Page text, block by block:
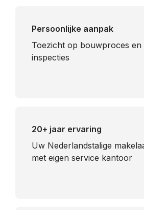
Persoonlijke aanpak
Toezicht op bouwproces en
inspecties
20+ jaar ervaring
Uw Nederlandstalige
met eigen service kantoor